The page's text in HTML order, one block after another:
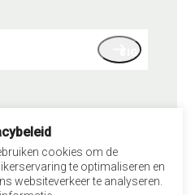
SIGN UP
LEV cookies om de
te optimaliseren en
websiteverkeer te analyseren.